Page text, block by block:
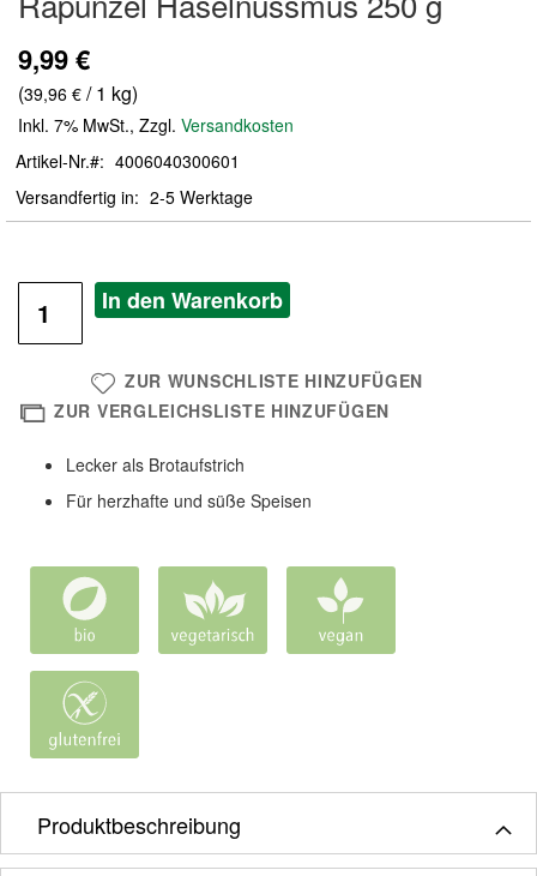
der
Bildergalerie
springen
9,99 €
(39,96 € / 1 kg)
Inkl. 7% MwSt., Zzgl. Versandkosten
Artikel-Nr.
4006040300601
Versandfertig in
2-5 Werktage
In den Warenkorb
ZUR WUNSCHLISTE HINZUFÜGEN
ZUR VERGLEICHSLISTE HINZUFÜGEN
Lecker als Brotaufstrich
Für herzhafte und süße Speisen
Produktbeschreibung